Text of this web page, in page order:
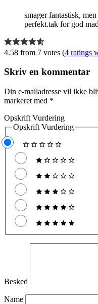
smager fantastisk,
perfekt.tak for god
4.58 from 7 votes (4 ratings
Skriv en kommentar
Din e-mailadresse vil ikke
markeret med *
Opskrift Vurdering
Opskrift Vurdering
Besked
Name